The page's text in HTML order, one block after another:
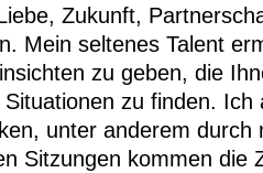
Zukunft,
Mein seltenes Talent
zu geben, die
zu finden.
unter anderem durch
Sitzungen kommen die